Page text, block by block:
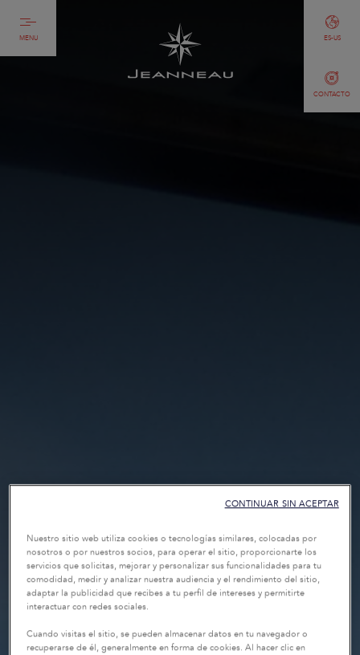
MENU
CONTACTO
ES-US
Nuestro sitio web utiliza cookies o tecnologías similares, colocadas por
nosotros o por nuestros socios, para operar el sitio, proporcionarte los
servicios que solicitas, mejorar y personalizar sus funcionalidades para tu
comodidad, medir y analizar nuestra audiencia y el rendimiento del sitio,
adaptar la publicidad que recibes a tu perfil de intereses y permitirte
interactuar con redes sociales.
Cuando visitas el sitio, se pueden almacenar datos en tu navegador o
recuperarse de él, generalmente en forma de cookies. Al hacer clic en
CONTINUAR SIN ACEPTAR